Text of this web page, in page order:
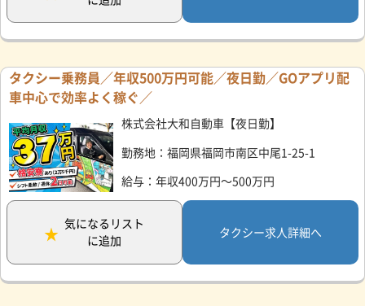
タクシー乗務員／年収500万円可能／夜日勤／GOアプリ配
車中心で効率よく稼ぐ／
株式会社大和自動車【夜日勤】
勤務地：福岡県福岡市南区中尾1-25-1
給与：年収400万円～500万円
気になるリスト
に追加
タクシー求人詳細へ